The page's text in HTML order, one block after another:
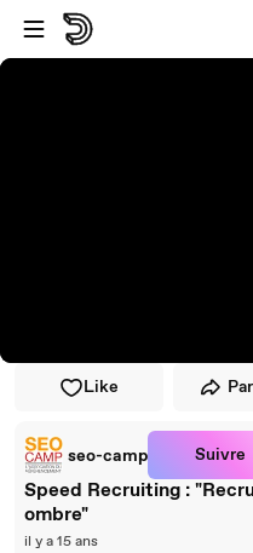
Passer au player
Passer au contenu principal
Like
seo-camp Suivre
Speed Recruiting :
ombre"
il y a 15 ans